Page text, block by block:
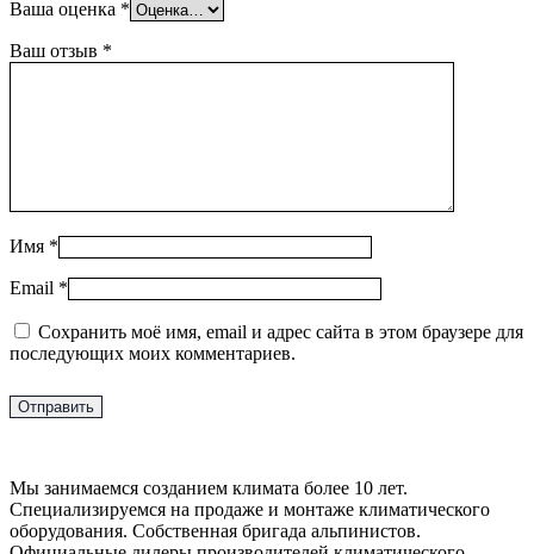
Ваша оценка *
Ваш отзыв *
Имя *
Email *
Сохранить моё имя, email и адрес сайта в этом браузере для
последующих моих комментариев.
Мы занимаемся созданием климата более 10 лет.
Специализируемся на продаже и монтаже климатического
оборудования. Собственная бригада альпинистов.